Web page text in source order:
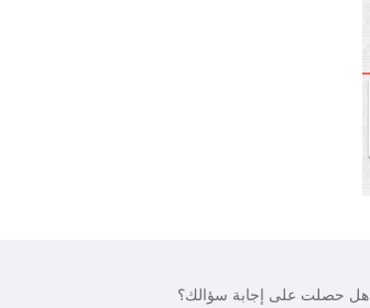
هل حصلت على إجابة سؤالك؟